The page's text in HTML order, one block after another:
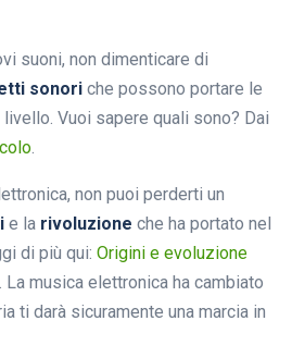
suoni, non dimenticare di
sonori che possono portare le
Vuoi sapere quali sono? Dai
.
non puoi perderti un
e la rivoluzione che ha portato nel
di più qui: Origini e evoluzione
. La musica elettronica ha cambiato
ti darà sicuramente una marcia in